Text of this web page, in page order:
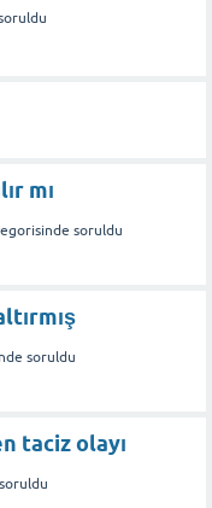
mı
soruldu
soruldu
taciz olayı
soruldu